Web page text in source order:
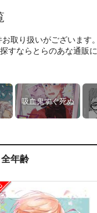
取り扱いがございます
ならとらのあな通販に
吸血鬼すぐ死ぬ
全年齢